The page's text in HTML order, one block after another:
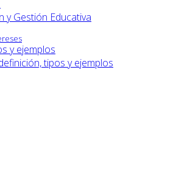
y Gestión Educativa
y ejemplos
tipos y ejemplos